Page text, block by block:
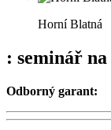
Horní Blatná
: seminář
Odborný garant: